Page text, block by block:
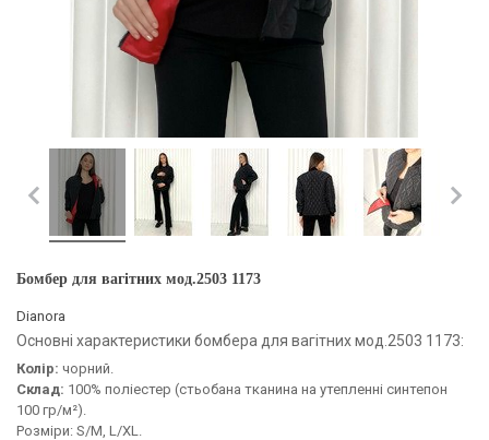
Бомбер для вагітних мод.2503 1173
Dianora
Основні характеристики бомбера для вагітних мод.2503 1173:
Колір: чорний.
Склад: 100% поліестер (стьобана тканина на утепленні синтепон
100 гр/м²).
Розміри: S/M, L/XL.